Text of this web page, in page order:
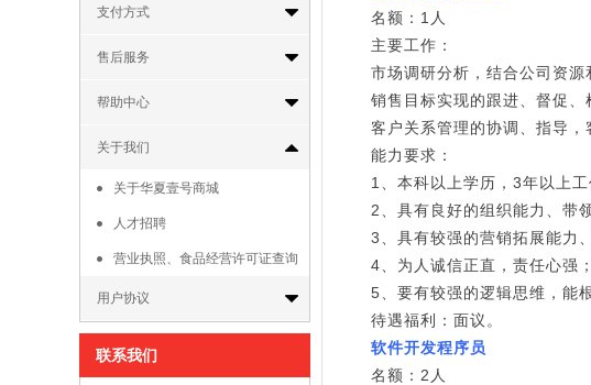
支付方式
售后服务
帮助中心
关于我们
关于华夏壹号商城
人才招聘
营业执照、食品经营许可证查询
用户协议
联系我们
名额：1人
主要工作：
市场调研分析，结合公司资源
销售目标实现的跟进、督促、
客户关系管理的协调、指导，
能力要求：
1、本科以上学历，3年以上
2、具有良好的组
3、具有较强的营销拓展能力
4、为人诚信正直
5、要有较强的逻辑思维，能
待遇福利：面议。
软件开发程序员
名额：2人